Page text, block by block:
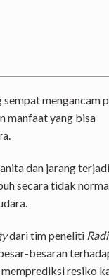
mengancam
manfaat yang bisa
dan jarang
secara tidak
dari tim peneliti
besaran
resiko